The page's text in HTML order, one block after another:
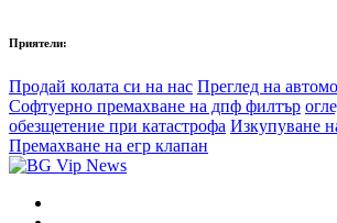
Приятели:
Продай колата си на нас Преглед на
Софтуерно премахване на дпф филтър
обезщетение при катастрофа Изкупуване
Премахване на егр клапан